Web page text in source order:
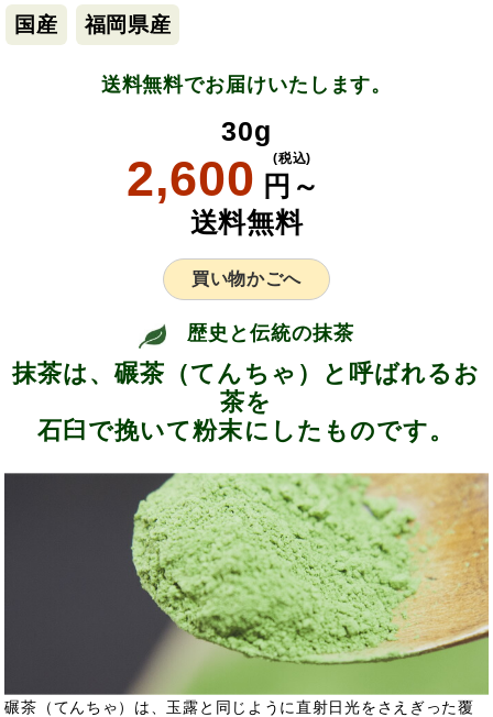
国産 福岡県産
送料無料でお届けいたします。
30g
2,600 円～
(税込)
送料無料
買い物かごへ
歴史と伝統の抹茶
抹茶は、碾茶（てんちゃ）と呼ばれるお
茶を
石臼で挽いて粉末にしたものです。
碾茶（てんちゃ）は、玉露と同じように直射日光をさえぎった覆